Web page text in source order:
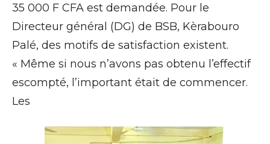
35 000 F CFA est demandée. Pour le
Directeur général (DG) de BSB, Kèrabouro
Palé, des motifs de satisfaction existent.
« Même si nous n’avons pas obtenu l’effectif
escompté, l’important était de commencer.
Les